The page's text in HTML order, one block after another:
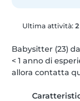
Ultima attività:
Babysitter (23)
< 1 anno di
allora contatta